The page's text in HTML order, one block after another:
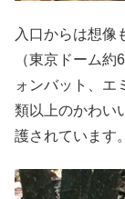
入口からは想像
（東京ドーム
ォンバット、エ
類以上のかわい
護されています。